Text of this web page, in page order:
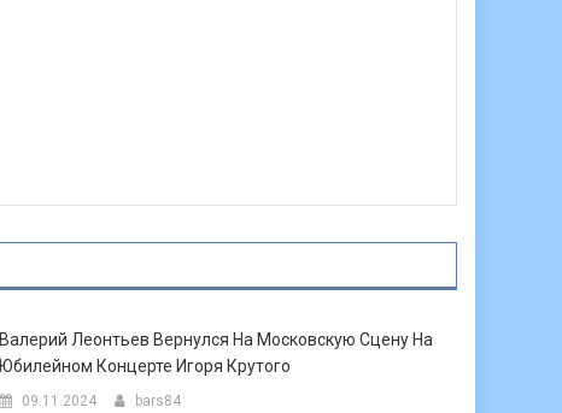
Валерий Леонтьев Вернулся На Московскую Сцену На
Юбилейном Концерте Игоря Крутого
09.11.2024 bars84